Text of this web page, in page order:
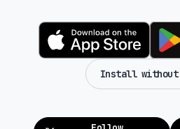
Install without